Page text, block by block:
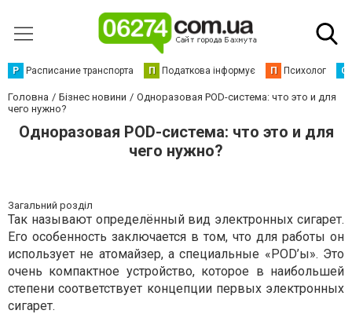
Р Расписание транспорта П Податкова інформує П Психолог С
Головна Бізнес новини
Одноразовая POD-система: что это и для
чего нужно?
Одноразовая POD-система: что это и для
чего нужно?
Загальний розділ
Так называют определённый вид электронных сигарет.
Его особенность заключается в том, что для работы он
использует не атомайзер, а специальные «POD’ы». Это
очень компактное устройство, которое в наибольшей
степени соответствует концепции первых электронных
сигарет.